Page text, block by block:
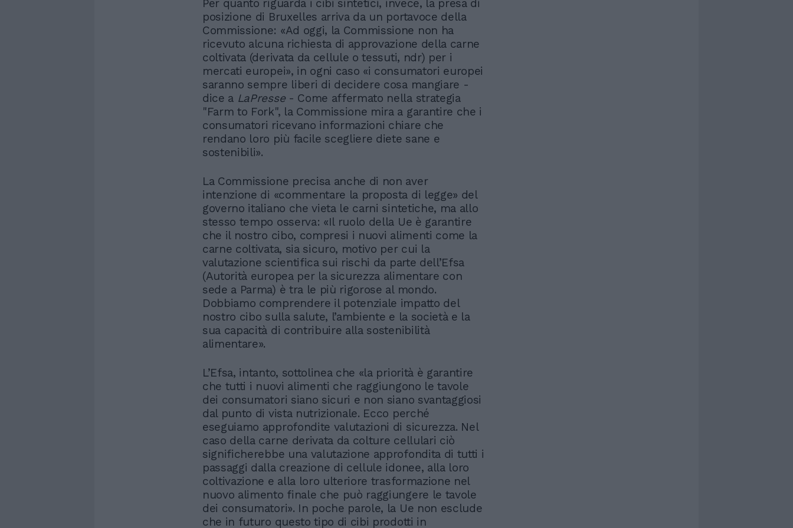
Per quanto riguarda i cibi sintetici, invece, la presa di
posizione di Bruxelles arriva da un portavoce della
Commissione: «Ad oggi, la Commissione non ha
ricevuto alcuna richiesta di approvazione della carne
coltivata (derivata da cellule o tessuti, ndr) per i
mercati europei», in ogni caso «i consumatori europei
saranno sempre liberi di decidere cosa mangiare -
dice a LaPresse- Come affermato nella strategia
"Farm to Fork", la Commissione mira a garantire che i
consumatori ricevano informazioni chiare che
rendano loro più facile scegliere diete sane e
sostenibili».
La Commissione precisa anche di non aver
intenzione di «commentare la proposta di legge» del
governo italiano che vieta le carni sintetiche, ma allo
stesso tempo osserva: «Il ruolo della Ue è garantire
che il nostro cibo, compresi i nuovi alimenti come la
carne coltivata, sia sicuro, motivo per cui la
valutazione scientifica sui rischi da parte dell’Efsa
(Autorità europea per la sicurezza alimentare con
sede a Parma) è tra le più rigorose al mondo.
Dobbiamo comprendere il potenziale impatto del
nostro cibo sulla salute, l’ambiente e la società e la
sua capacità di contribuire alla sostenibilità
alimentare».
L’Efsa, intanto, sottolinea che «la priorità è garantire
che tutti i nuovi alimenti che raggiungono le tavole
dei consumatori siano sicuri e non siano svantaggiosi
dal punto di vista nutrizionale. Ecco perché
eseguiamo approfondite valutazioni di sicurezza. Nel
caso della carne derivata da colture cellulari ciò
significherebbe una valutazione approfondita di tutti i
passaggi dalla creazione di cellule idonee, alla loro
coltivazione e alla loro ulteriore trasformazione nel
nuovo alimento finale che può raggiungere le tavole
dei consumatori». In poche parole, la Ue non esclude
che in futuro questo tipo di cibi prodotti in